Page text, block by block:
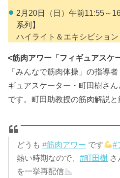
2月20日（日）午前11:55～
系列】
ハイライト＆エキシビション
<筋肉アワー「フィギュアスケ
「みんなで筋肉体操」の指導
ギュアスケーター・町田樹さ
です。町田助教授の筋肉解説
どうも#筋肉アワー です #
熱い時期なので、#町田樹 さ
を一挙再配信